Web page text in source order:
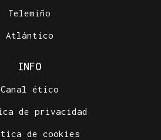
Telemiño
Atlántico
INFO
Canal ético
de privacidad
de cookies